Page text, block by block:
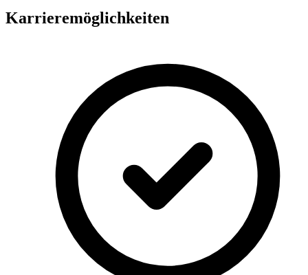
Karrieremöglichkeiten